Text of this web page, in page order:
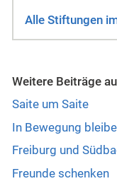
Alle Stiftungen
Weitere Beiträge
Saite um Saite
In Bewegung
Freiburg und
Freunde schenken